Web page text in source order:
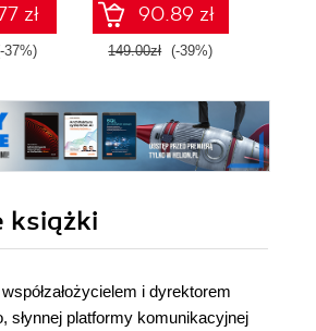
zł
37%)
90.89 zł
149.00zł (-39%)
książki
i dyrektorem
słynnej platformy komunikacyjnej